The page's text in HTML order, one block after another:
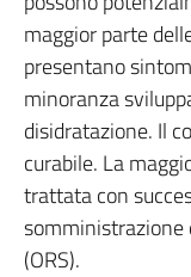
maggior parte
presentano
minoranza
disidratazione. Il
curabile. La
trattata con
somministrazione
(ORS).